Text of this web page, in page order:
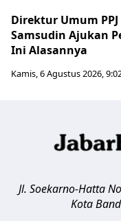
Direktur Umum
Samsudin Ajukan
Ini Alasannya
Kamis, 6 Agustus 2026,
Jl. Soekarno-Hatta
Kota